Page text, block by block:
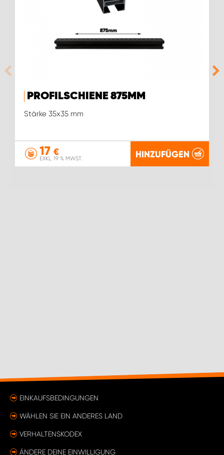
PROFILSCHIENE 875MM
Stärke 35x35 mm
17 €
EXKL. 19 % MWST. HINZUFÜGEN
EINKAUFSBEDINGUNGEN
WÄHLEN SIE EIN ANDERES LAND
VERHALTENSKODEX
ÄNDERE DEINE EINWILLIGUNG